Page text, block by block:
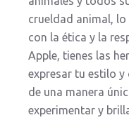
crueldad animal,
con la ética y la
Apple, tienes las
expresar tu estilo y
de una manera
experimentar y